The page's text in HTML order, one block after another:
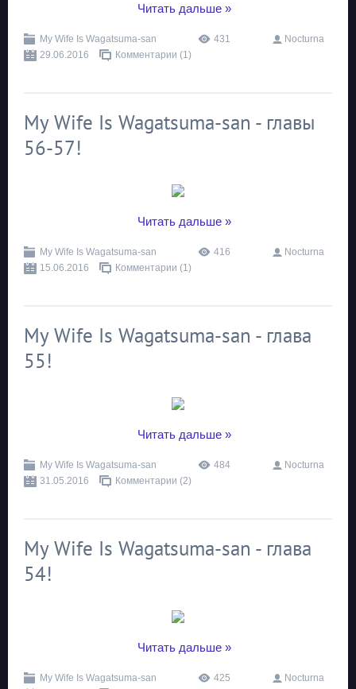
Читать дальше »
My Wife Is Wagatsuma-san 431
Nocturna
29.06.2016
Комментарии (1)
My Wife Is Wagatsuma-san - главы
56-57!
Читать дальше »
My Wife Is Wagatsuma-san 416
Nocturna
15.06.2016
Комментарии (1)
My Wife Is Wagatsuma-san - глава
55!
Читать дальше »
My Wife Is Wagatsuma-san 484
Nocturna
31.05.2016
Комментарии (2)
My Wife Is Wagatsuma-san - глава
54!
Читать дальше »
My Wife Is Wagatsuma-san 425
Nocturna